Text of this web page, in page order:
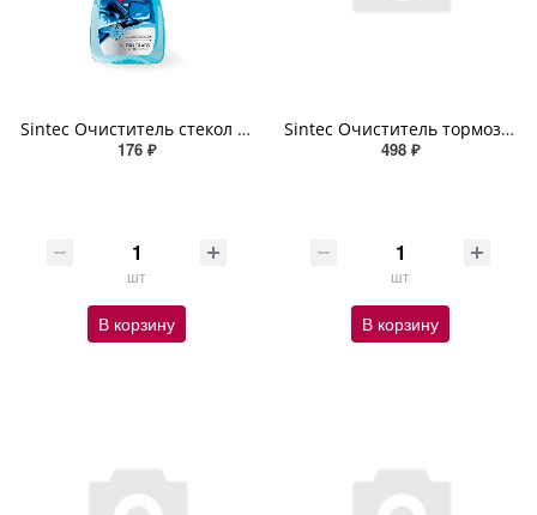
Sintec Очиститель стекол Glass Cleaner 550мл (спрей)
176 ₽
шт
В корзину
Sintec Очиститель тормозных дисков CleanBrake 1л (аэрозоль)
498 ₽
шт
В корзину